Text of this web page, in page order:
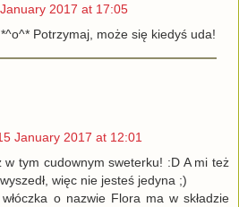
2017 at 17:05
Potrzymaj, może się kiedyś uda!
January 2017 at 12:01
w tym cudownym sweterku! :D A mi też
więc nie jesteś jedyna ;)
o nazwie Flora ma w składzie